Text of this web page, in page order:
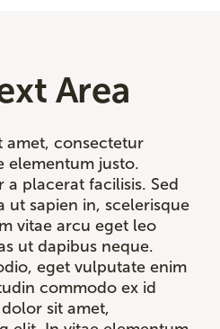
Area
amet, consectetur
elementum justo.
placerat facilisis. Sed
ut sapien in, scelerisque
vitae arcu eget leo
ut dapibus neque.
eget vulputate enim
commodo ex id
sit amet,